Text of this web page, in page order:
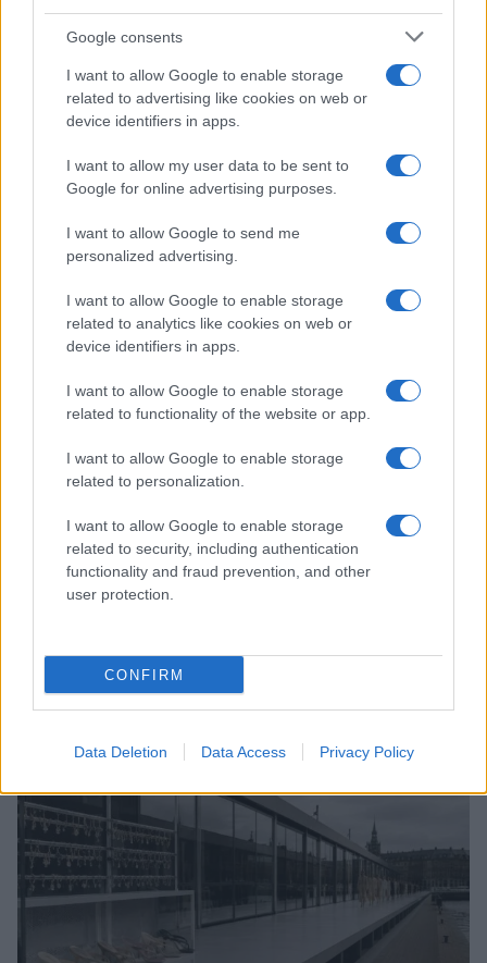
Google consents
I want to allow Google to enable storage
related to advertising like cookies on web or
device identifiers in apps.
I want to allow my user data to be sent to
Google for online advertising purposes.
I want to allow Google to send me
personalized advertising.
I want to allow Google to enable storage
related to analytics like cookies on web or
device identifiers in apps.
I want to allow Google to enable storage
related to functionality of the website or app.
I want to allow Google to enable storage
related to personalization.
I want to allow Google to enable storage
related to security, including authentication
functionality and fraud prevention, and other
user protection.
CONFIRM
Data Deletion Data Access Privacy Policy
Continua a leggere
Sri Lanka: itinerari tra spiritualità, architettura e
spiagge paradisiache